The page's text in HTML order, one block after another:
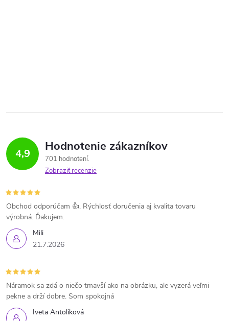
4,9 Hodnotenie zákazníkov
701 hodnotení
Zobraziť recenzie
Mili
21.7.2026
Obchod odporúčam 👍. Rýchlosť doručenia aj kvalita tovaru
výrobná. Ďakujem.
Iveta Antolíková
Náramok sa zdá o niečo tmavší ako na obrázku, ale vyzerá veľmi
pekne a drží dobre. Som spokojná